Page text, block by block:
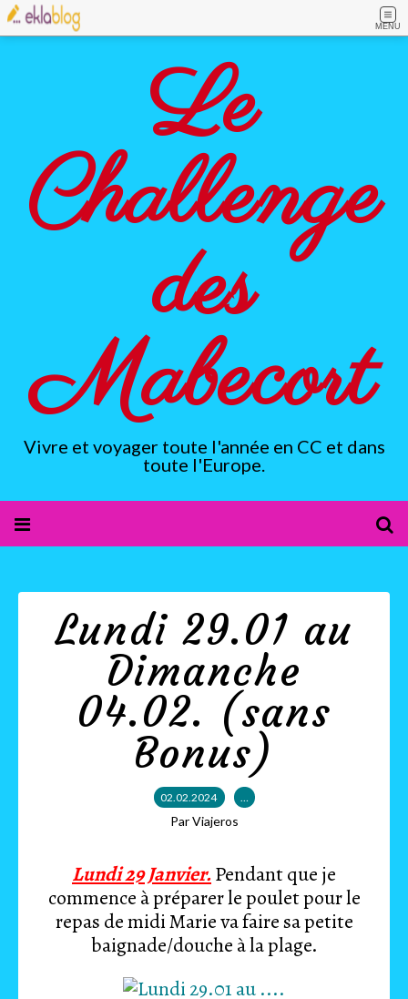
MENU
Le
Challenge
des
Mabecort
Vivre et voyager toute l'année en CC et dans
toute l'Europe.
Lundi 29.01 au
Dimanche
04.02. (sans
Bonus)
02.02.2024 …
Par Viajeros
Lundi 29 Janvier. Pendant que je
commence à préparer le poulet pour le
repas de midi Marie va faire sa petite
baignade/douche à la plage.